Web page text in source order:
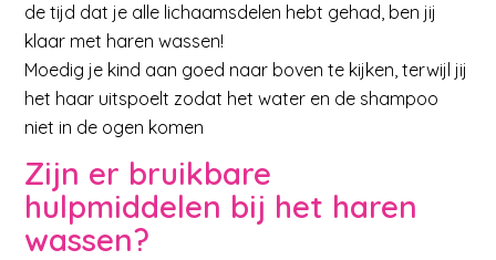
de tijd dat je alle lichaamsdelen hebt gehad, ben jij
klaar met haren wassen!
Moedig je kind aan goed naar boven te kijken, terwijl jij
het haar uitspoelt zodat het water en de shampoo
niet in de ogen komen
Zijn er bruikbare
hulpmiddelen bij het haren
wassen?